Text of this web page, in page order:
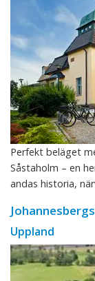
Perfekt beläget
Såstaholm – en
andas historia,
Uppland